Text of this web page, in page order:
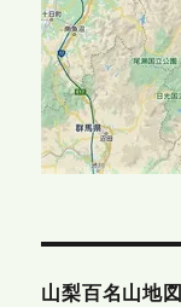
山梨百名山地図